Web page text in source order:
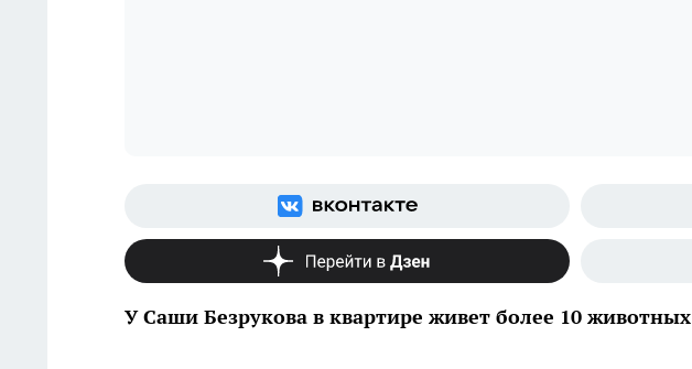
У Саши Безрукова в квартире живет более 10 животных